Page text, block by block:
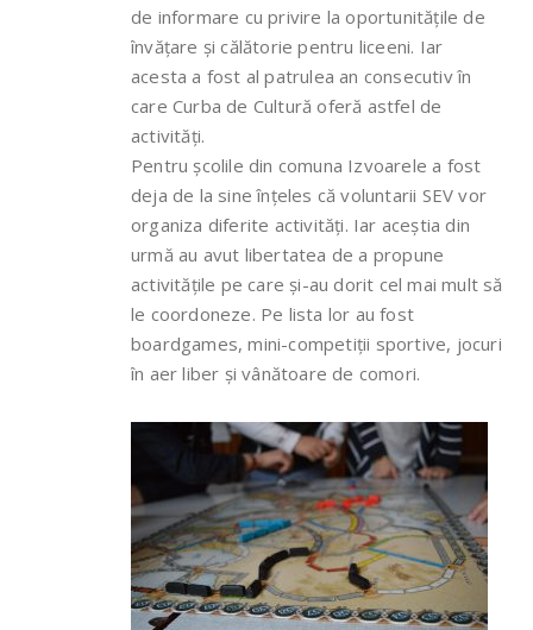
de informare cu privire la oportunitățile de
învățare și călătorie pentru liceeni. Iar
acesta a fost al patrulea an consecutiv în
care Curba de Cultură oferă astfel de
activități.
Pentru școlile din comuna Izvoarele a fost
deja de la sine înțeles că voluntarii SEV vor
organiza diferite activități. Iar aceștia din
urmă au avut libertatea de a propune
activitățile pe care și-au dorit cel mai mult să
le coordoneze. Pe lista lor au fost
boardgames, mini-competiții sportive, jocuri
în aer liber și vânătoare de comori.